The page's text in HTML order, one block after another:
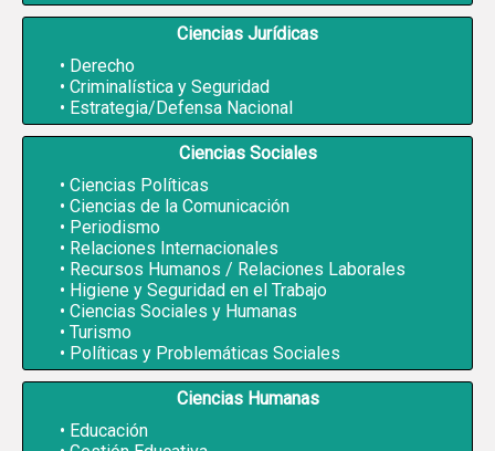
Ciencias Jurídicas
Derecho
Criminalística y Seguridad
Estrategia/Defensa Nacional
Ciencias Sociales
Ciencias Políticas
Ciencias de la Comunicación
Periodismo
Relaciones Internacionales
Recursos Humanos / Relaciones Laborales
Higiene y Seguridad en el Trabajo
Ciencias Sociales y Humanas
Turismo
Políticas y Problemáticas Sociales
Ciencias Humanas
Educación